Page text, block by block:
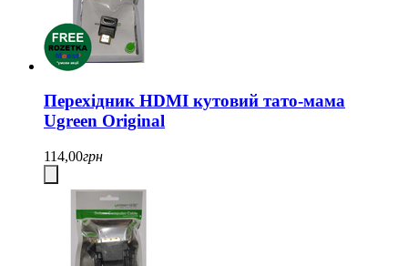
Перехідник HDMI кутовий тато-мама
Ugreen Original
114,00грн